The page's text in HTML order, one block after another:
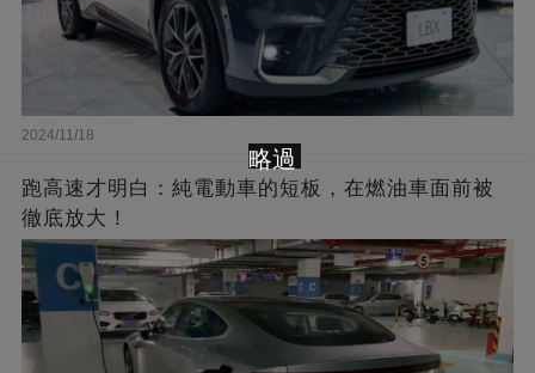
2024/11/18
跑高速才明白：純電動車的短板，在燃油車面前被
徹底放大！
略過